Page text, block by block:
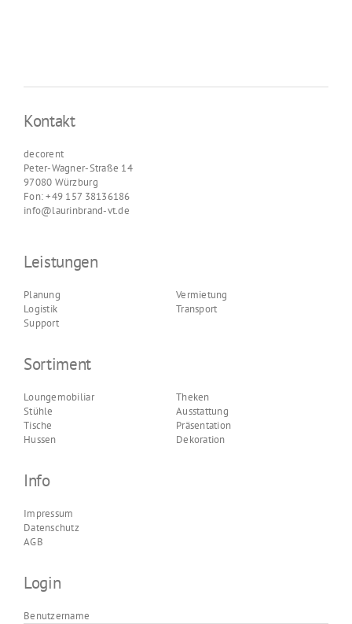
Kontakt
decorent
Peter-Wagner-Straße 14
97080 Würzburg
Fon: +49 157 38136186
info@laurinbrand-vt.de
Leistungen
Planung
Logistik
Support
Vermietung
Transport
Sortiment
Loungemobiliar
Stühle
Tische
Hussen
Theken
Ausstattung
Präsentation
Dekoration
Info
Impressum
Datenschutz
AGB
Login
Benutzername